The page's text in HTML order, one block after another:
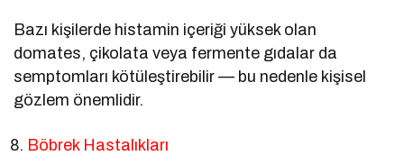
Bazı kişilerde histamin içeriği yüksek olan
domates, çikolata veya fermente gıdalar da
semptomları kötüleştirebilir — bu nedenle kişisel
gözlem önemlidir.
Böbrek Hastalıkları